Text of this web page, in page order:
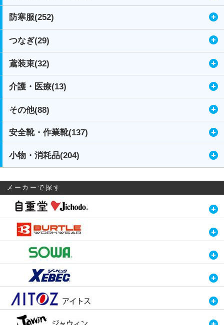
防寒服(252)
つなぎ(29)
鳶装束(32)
介護・医療(13)
その他(88)
安全靴・作業靴(137)
小物・消耗品(204)
メーカーで探す